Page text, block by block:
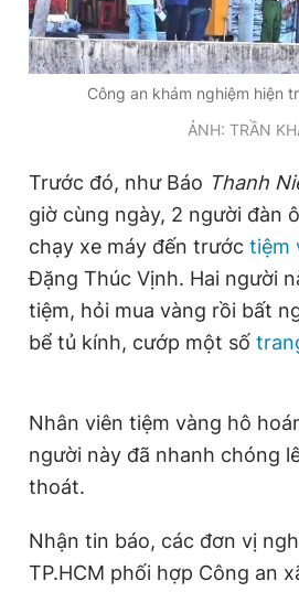
Theo dõi báo trên
Liên
0908
Đặt báo Quảng cáo RSS
Tổng biên tập: Nguyễn Ngọc Toàn
Phó tổng biên tập thường trực: Hải
Phó tổng biên tập: Lâm Hiếu Dũng
Phó tổng biên tập: Trần Việt Hưng
Tổng thư ký tòa soạn: Đức Trung
Giấy phép xuất bản số 110/GP - BTTTT
© 2003-2026 Bản quyền thuộc về Báo
Công an khám nghiệm hiện
ẢNH: TRẦN
Trước đó, như Báo Thanh
giờ cùng ngày, 2 người đàn
chạy xe máy đến trước tiệm
Đặng Thúc Vịnh. Hai người
tiệm, hỏi mua vàng rồi bất
bể tủ kính, cướp một số
Nhân viên tiệm vàng hô
người này đã nhanh chóng
thoát.
Nhận tin báo, các đơn vị
TP.HCM phối hợp Công an